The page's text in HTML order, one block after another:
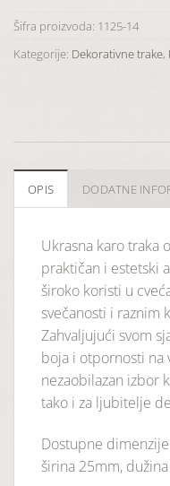
Šifra proizvoda: 1125-14
Kategorije: Dekorativne trake,
OPIS DODATNE
Ukrasna karotraka
praktičan i estetski
široko koristi u
svečanosti i raznim
Zahvaljujući svom
boja i otpornosti na
nezaobilazan izbor
tako i za ljubitelje
Dostupne
širina 25mm,